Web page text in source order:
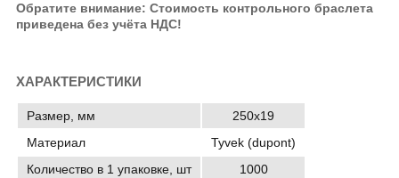
Обратите внимание: Стоимость контрольного браслета
приведена без учёта НДС!
ХАРАКТЕРИСТИКИ
Размер, мм
250х19
Материал
Tyvek (dupont)
Количество в 1 упаковке, шт
1000